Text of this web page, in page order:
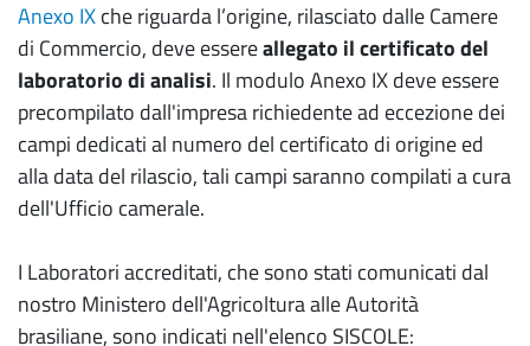
Anexo IXche riguarda l’origine, rilasciato dalle Camere
di Commercio, deve essereallegato il certificato del
laboratorio di analisi. Il modulo Anexo IX deve essere
precompilato dall'impresa richiedente ad eccezione dei
campi dedicati al numero del certificato di origine ed
alla data del rilascio, tali campi saranno compilati a cura
dell'Ufficio camerale.
I Laboratori accreditati, che sono stati comunicati dal
nostro Ministero dell'Agricoltura alle Autorità
brasiliane, sono indicati nell'elenco SISCOLE: